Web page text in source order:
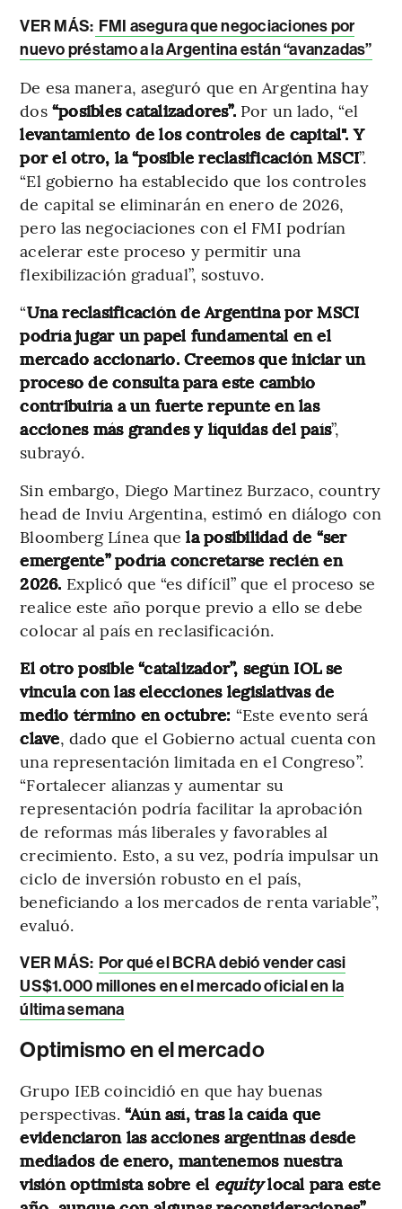
VER MÁS: FMI asegura que negociaciones por
nuevo préstamo a la Argentina están “avanzadas”
De esa manera, aseguró que en Argentina hay
dos“posibles catalizadores”. Por un lado, “el
levantamiento de los controles de capital". Y
por el otro, la “posible reclasificación MSCI”.
“El gobierno ha establecido que los controles
de capital se eliminarán en enero de 2026,
pero las negociaciones con el FMI podrían
acelerar este proceso y permitir una
flexibilización gradual”, sostuvo.
“Una reclasificación de Argentina por MSCI
podría jugar un papel fundamental en el
mercado accionario. Creemos que iniciar un
proceso de consulta para este cambio
contribuiría a un fuerte repunte en las
acciones más grandes y líquidas del país”,
subrayó.
Sin embargo, Diego Martinez Burzaco, country
head de Inviu Argentina, estimó en diálogo con
Bloomberg Línea quela posibilidad de “ser
emergente” podría concretarse recién en
2026. Explicó que “es difícil” que el proceso se
realice este año porque previo a ello se debe
colocar al país en reclasificación.
El otro posible “catalizador”, según IOL se
vincula con las elecciones legislativas de
medio término en octubre: “Este evento será
clave, dado que el Gobierno actual cuenta con
una representación limitada en el Congreso”.
“Fortalecer alianzas y aumentar su
representación podría facilitar la aprobación
de reformas más liberales y favorables al
crecimiento. Esto, a su vez, podría impulsar un
ciclo de inversión robusto en el país,
beneficiando a los mercados de renta variable”,
evaluó.
VER MÁS: Por qué el BCRA debió vender casi
US$1.000 millones en el mercado oficial en la
última semana
Optimismo en el mercado
Grupo IEB coincidió en que hay buenas
perspectivas. “Aún así, tras la caída que
evidenciaron las acciones argentinas desde
mediados de enero, mantenemos nuestra
visión optimista sobre el equitylocal para este